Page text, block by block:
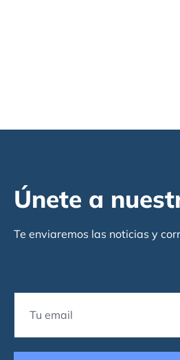
Únete a
Te enviaremos las noticias y